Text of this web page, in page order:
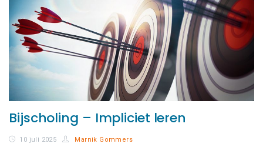
Bijscholing – Impliciet leren
10 juli 2025 Marnik Gommers